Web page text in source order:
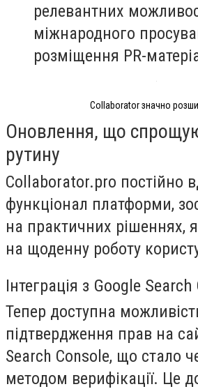
релевантних
міжнародного
розміщення PR-
Collaborator значно
Оновлення, що
рутину
Collaborator.pro постійно
функціонал платформи,
на практичних рішеннях,
на щоденну роботу
Інтеграція з Google
Тепер доступна
підтвердження прав на
Search Console, що стало
методом верифікації. Це